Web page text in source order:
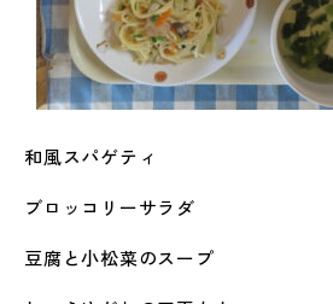
和風スパゲティ
ブロッコリーサラダ
豆腐と小松菜のスープ